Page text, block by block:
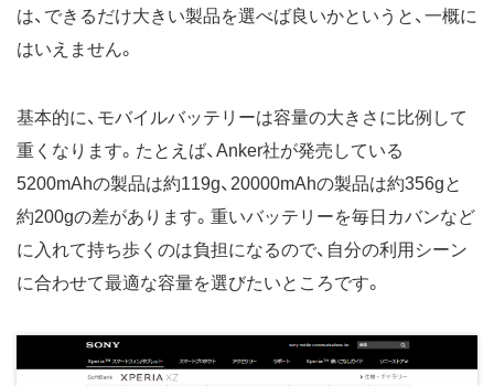
は、できるだけ大きい製品を選べば良いかというと、一概に
はいえません。
基本的に、モバイルバッテリーは容量の大きさに比例して
重くなります。たとえば、Anker社が発売している
5200mAhの製品は約119g、20000mAhの製品は約356gと
約200gの差があります。重いバッテリーを毎日カバンなど
に入れて持ち歩くのは負担になるので、自分の利用シーン
に合わせて最適な容量を選びたいところです。